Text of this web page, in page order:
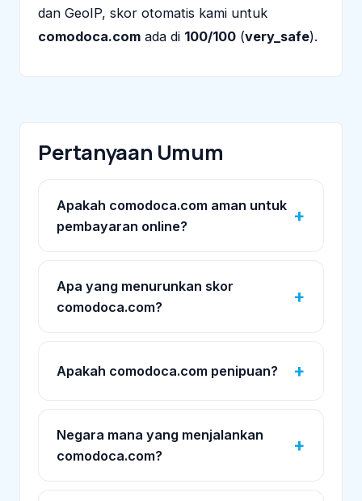
dan GeoIP, skor otomatis kami untuk
comodoca.com ada di 100/100 (very_safe).
Pertanyaan Umum
Apakah comodoca.com aman untuk
pembayaran online?
Apa yang menurunkan skor
comodoca.com?
Apakah comodoca.com penipuan?
Negara mana yang menjalankan
comodoca.com?